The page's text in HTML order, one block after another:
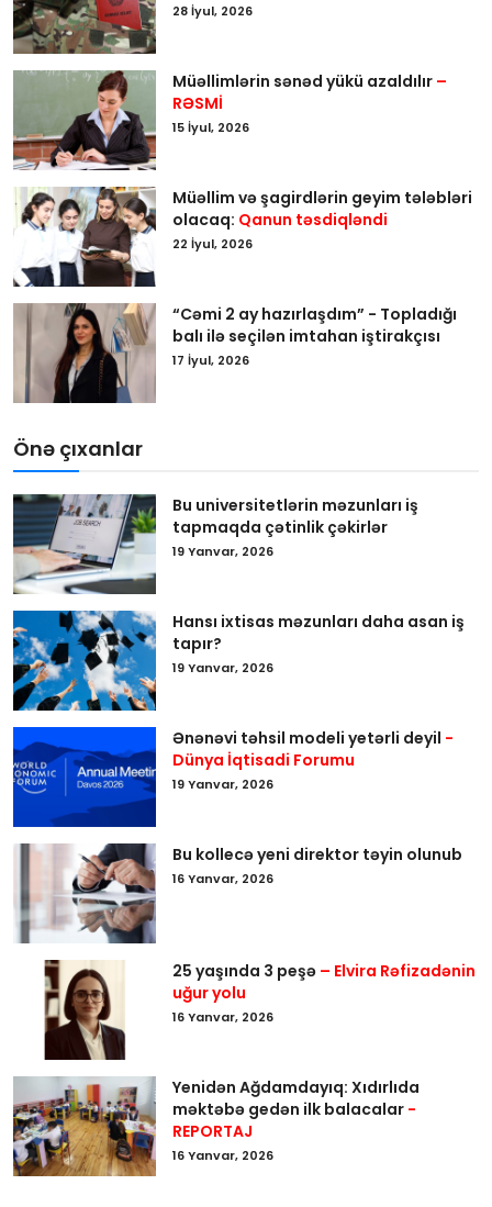
28 İyul, 2026
Müəllimlərin sənəd yükü azaldılır –
RƏSMİ
15 İyul, 2026
Müəllim və şagirdlərin geyim tələbləri
olacaq: Qanun təsdiqləndi
22 İyul, 2026
“Cəmi 2 ay hazırlaşdım” - Topladığı
balı ilə seçilən imtahan iştirakçısı
17 İyul, 2026
Önə çıxanlar
Bu universitetlərin məzunları iş
tapmaqda çətinlik çəkirlər
19 Yanvar, 2026
Hansı ixtisas məzunları daha asan iş
tapır?
19 Yanvar, 2026
Ənənəvi təhsil modeli yetərli deyil -
Dünya İqtisadi Forumu
19 Yanvar, 2026
Bu kollecə yeni direktor təyin olunub
16 Yanvar, 2026
25 yaşında 3 peşə – Elvira Rəfizadənin
uğur yolu
16 Yanvar, 2026
Yenidən Ağdamdayıq: Xıdırlıda
məktəbə gedən ilk balacalar -
REPORTAJ
16 Yanvar, 2026